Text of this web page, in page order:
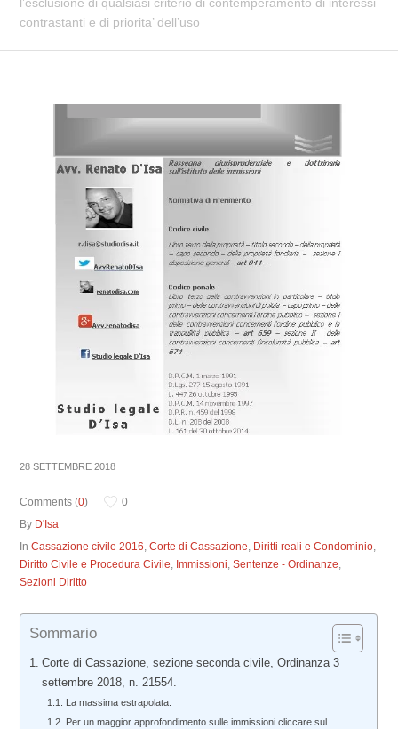
contrastanti e di priorita’ dell’uso
28 SETTEMBRE 2018
Comments (0)
0
By D'Isa
InCassazione civile 2016,Corte di Cassazione, Diritti reali e Condominio,
Diritto Civile e Procedura Civile, Immissioni,Sentenze - Ordinanze,
Sezioni Diritto
Sommario
Corte di Cassazione, sezione seconda civile, Ordinanza 3
settembre 2018, n. 21554.
La massima estrapolata:
Per un maggior approfondimento sulle immissioni cliccare sul